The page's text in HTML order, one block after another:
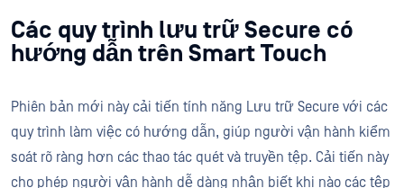
Các quy trình lưu trữ Secure có
hướng dẫn trên Smart Touch
Phiên bản mới này cải tiến tính năng Lưu trữ Secure với các
quy trình làm việc có hướng dẫn, giúp người vận hành kiểm
soát rõ ràng hơn các thao tác quét và truyền tệp. Cải tiến này
cho phép người vận hành dễ dàng nhận biết khi nào các tệp